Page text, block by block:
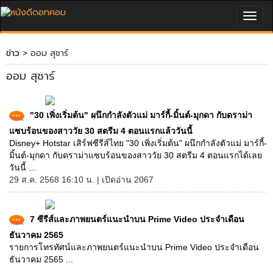
ข่าว > ออม สุชาร์
ออม สุชาร์
"30 เพิ่งเริ่มต้น" ผนึกกำลังตัวแม่ มาร์กี้-มิ้นต์-มุกดา กับดราม่า
แซบร้อนของสาววัย 30 สตรีม 4 ตอนแรกแล้ววันนี้
Disney+ Hotstar เสิร์ฟซีรีส์ไทย "30 เพิ่งเริ่มต้น" ผนึกกำลังตัวแม่ มาร์กี้-
มิ้นต์-มุกดา กับดราม่าแซบร้อนของสาววัย 30 สตรีม 4 ตอนแรกได้เลย
วันนี้ ...
29 ส.ค. 2568 16:10 น. | เปิดอ่าน 2067
7 ซีรีส์และภาพยนตร์แนะนำบน Prime Video ประจำเดือน
ธันวาคม 2565
รายการโทรทัศน์และภาพยนตร์แนะนำบน Prime Video ประจำเดือน
ธันวาคม 2565 ...